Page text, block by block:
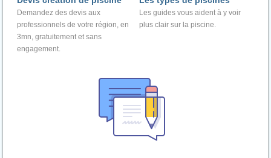
Demandez des devis aux
professionnels de votre région, en
3mn, gratuitement et sans
engagement.
Les guides vous aident à y voir
plus clair sur la piscine.